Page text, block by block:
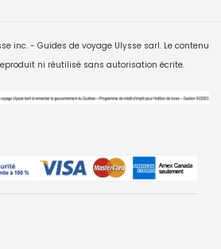
inc. - Guides de voyage Ulysse sarl. Le contenu
ni réutilisé sans autorisation écrite.